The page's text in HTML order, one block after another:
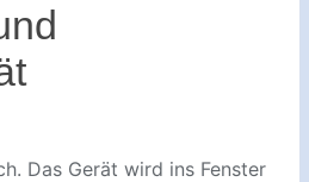
Das Gerät wird ins Fenster